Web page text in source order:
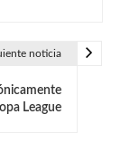
noticia
League